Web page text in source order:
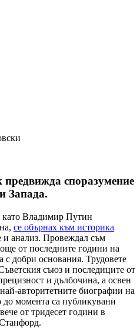
споразумение
Запада.
като Владимир Путин
се обърнах към историка
и анализ. Провеждал съм
от последните години на
с добри основания. Трудовете
съюз и последиците от
и дълбочина, а освен
авторитетните биографии на
до момента са публикувани
от тридесет години в